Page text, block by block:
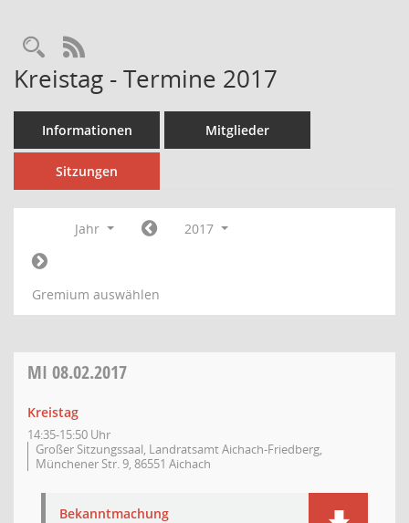
Rechercheauswahl
RSS-Feed
Kreistag - Termine 2017
Informationen Mitglieder
Sitzungen
Jahr 2017
Gremium auswählen
MI 08.02.2017
Kreistag
14:35-15:50 Uhr
Großer Sitzungssaal, Landratsamt Aichach-Friedberg,
Münchener Str. 9, 86551 Aichach
Bekanntmachung